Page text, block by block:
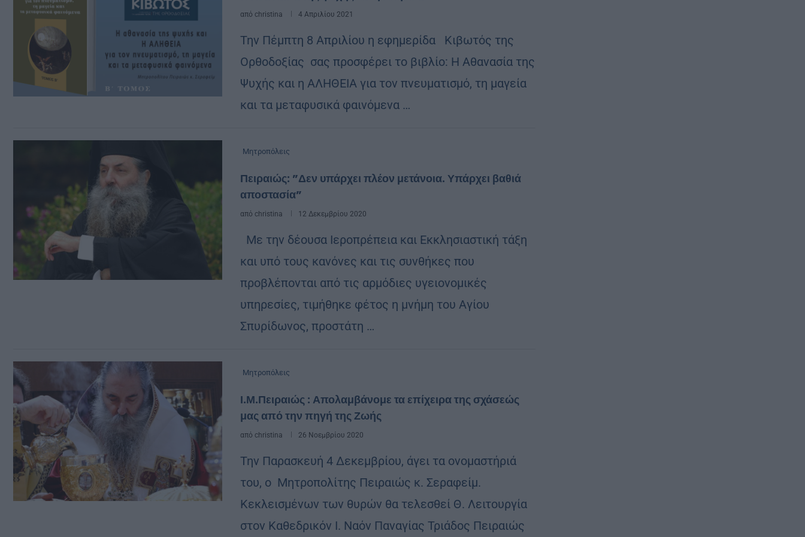
από christina 4 Απριλίου 2021
Την Πέμπτη 8 Απριλίου η εφημερίδα Κιβωτός της
Ορθοδοξίας σας προσφέρει το βιβλίο: Η Αθανασία της
Ψυχής και η ΑΛΗΘΕΙΑ για τον πνευματισμό, τη μαγεία
και τα μεταφυσικά φαινόμενα …
Μητροπόλεις
Πειραιώς: ”Δεν υπάρχει πλέον μετάνοια. Υπάρχει βαθιά
αποστασία”
από christina 12 Δεκεμβρίου 2020
Με την δέουσα Ιεροπρέπεια και Εκκλησιαστική τάξη
και υπό τους κανόνες και τις συνθήκες που
προβλέπονται από τις αρμόδιες υγειονομικές
υπηρεσίες, τιμήθηκε φέτος η μνήμη του Αγίου
Σπυρίδωνος, προστάτη …
Μητροπόλεις
Ι.Μ.Πειραιώς : Απολαμβάνομε τα επίχειρα της σχάσεώς
μας από την πηγή της Ζωής
από christina 26 Νοεμβρίου 2020
Την Παρασκευή 4 Δεκεμβρίου, άγει τα ονομαστήριά
του, ο Μητροπολίτης Πειραιώς κ. Σεραφείμ.
Κεκλεισμένων των θυρών θα τελεσθεί Θ. Λειτουργία
στον Καθεδρικόν Ι. Ναόν Παναγίας Τριάδος Πειραιώς